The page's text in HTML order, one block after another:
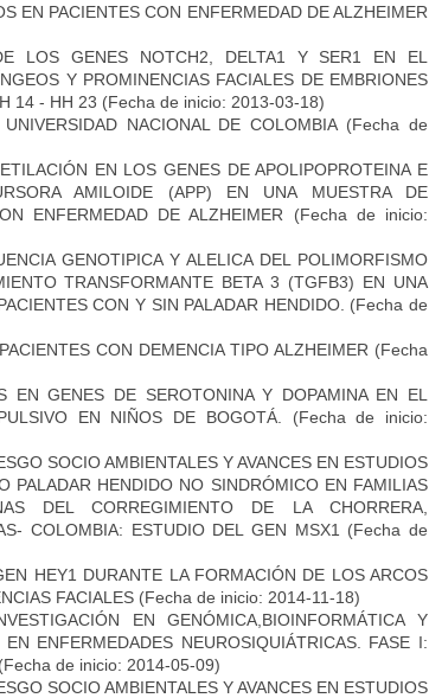
EN PACIENTES CON ENFERMEDAD DE ALZHEIMER
LOS GENES NOTCH2, DELTA1 Y SER1 EN EL
Y PROMINENCIAS FACIALES DE EMBRIONES
14 - HH 23 (Fecha de inicio: 2013-03-18)
NACIONAL DE COLOMBIA(Fecha de
EN LOS GENES DE APOLIPOPROTEINA E
AMILOIDE (APP) EN UNA MUESTRA DE
ENFERMEDAD DE ALZHEIMER (Fecha de inicio:
GENOTIPICA Y ALELICA DEL POLIMORFISMO
TRANSFORMANTE BETA 3 (TGFB3) EN UNA
CON Y SIN PALADAR HENDIDO. (Fecha de
CON DEMENCIA TIPO ALZHEIMER (Fecha
EN GENES DE SEROTONINA Y DOPAMINA EN EL
EN NIÑOS DE BOGOTÁ.
(Fecha de inicio:
SOCIO AMBIENTALES Y AVANCES EN ESTUDIOS
PALADAR HENDIDO NO SINDRÓMICO EN FAMILIAS
DEL CORREGIMIENTO DE LA CHORRERA,
COLOMBIA: ESTUDIO DEL GEN MSX1
(Fecha de
HEY1 DURANTE LA FORMACIÓN DE LOS ARCOS
FACIALES (Fecha de inicio: 2014-11-18)
EN GENÓMICA,BIOINFORMÁTICA Y
ENFERMEDADES NEUROSIQUIÁTRICAS. FASE I:
(Fecha de inicio: 2014-05-09)
SOCIO AMBIENTALES Y AVANCES EN ESTUDIOS